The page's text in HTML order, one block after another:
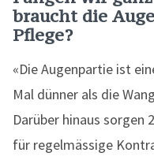
braucht die
Pflege?
«Die Augenpartie ist
Mal dünner als die
Darüber hinaus sorgen
für regelmässige